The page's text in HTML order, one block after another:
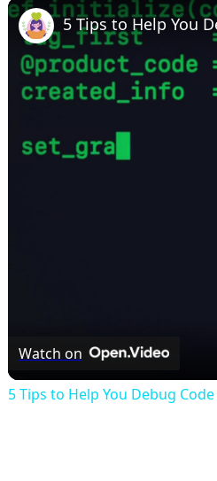
5 Tips to Help You
Watch on
5 Tips to Help You Debug